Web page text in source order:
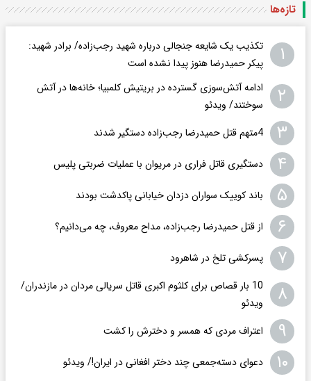
تازه‌ها
۱
تکذیب یک شایعه جنجالی درباره شهید رجب‌زاده/ برادر شهید:
پیکر حمیدرضا هنوز پیدا نشده است
۲
ادامه آتش‌سوزی گسترده در بریتیش کلمبیا؛ خانه‌ها در آتش
سوختند/ ویدئو
۳ 4متهم قتل حمیدرضا رجب‌زاده دستگیر شدند
۴ دستگیری قاتل فراری در مریوان با عملیات ضربتی پلیس
۵ باند کوییک سواران دزدان خیابانی پاکدشت بودند
۶ از قتل حمیدرضا رجب‌زاده، مداح معروف، چه می‌دانیم؟
۷ پسرکشی تلخ در شاهرود
۸
10 بار قصاص برای کلثوم اکبری قاتل سریالی مردان در مازندران/
ویدئو
۹ اعتراف مردی که همسر و دخترش را کشت
۱۰ دعوای دسته‌جمعی چند دختر افغانی در ایران!/ ویدئو